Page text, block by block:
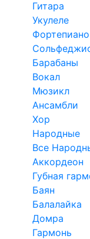
Гитара
Укулеле
Фортепиано
Барабаны
Вокал
Мюзикл
Ансамбли
Хор
Народные
Все
Аккордеон
Губная
Баян
Балалайка
Домра
Гармонь